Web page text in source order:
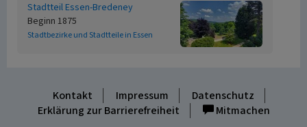
Stadtteil Essen-Bredeney
Beginn 1875
Stadtbezirke und Stadtteile in Essen
Kontakt Impressum
Datenschutz
Erklärung zur Barrierefreiheit
Mitmachen